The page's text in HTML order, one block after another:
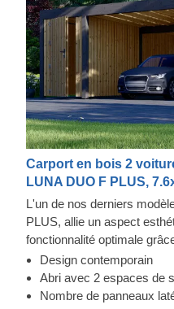
Carport en bois 2
LUNA DUO F PLUS,
L'un de nos derniers
PLUS, allie un aspect
fonctionnalité optimale
attenant divisé en deux
sur les parties opposées.
parois latérales constitue
Design contemporain
Abri avec 2 espaces de
Nombre de panneaux